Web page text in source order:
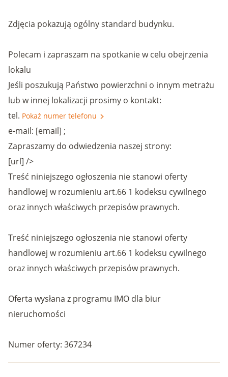
Zdjęcia pokazują ogólny standard budynku.
Polecam i zapraszam na spotkanie w celu obejrzenia
lokalu
Jeśli poszukują Państwo powierzchni o innym metrażu
lub w innej lokalizacji prosimy o kontakt:
tel. Pokaż numer telefonu
e-mail: [email] ;
Zapraszamy do odwiedzenia naszej strony:
[url] />
Treść niniejszego ogłoszenia nie stanowi oferty
handlowej w rozumieniu art.66 1 kodeksu cywilnego
oraz innych właściwych przepisów prawnych.
Treść niniejszego ogłoszenia nie stanowi oferty
handlowej w rozumieniu art.66 1 kodeksu cywilnego
oraz innych właściwych przepisów prawnych.
Oferta wysłana z programu IMO dla biur
nieruchomości
Numer oferty: 367234